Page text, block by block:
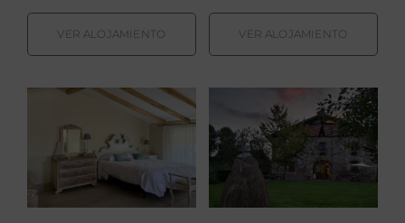
VER ALOJAMIENTO VER ALOJAMIENTO
Casa Rural El
Gallinero
Casa Rural
Jesuskoa